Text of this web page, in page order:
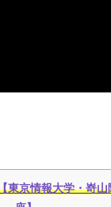
東京情報大学・嵜山